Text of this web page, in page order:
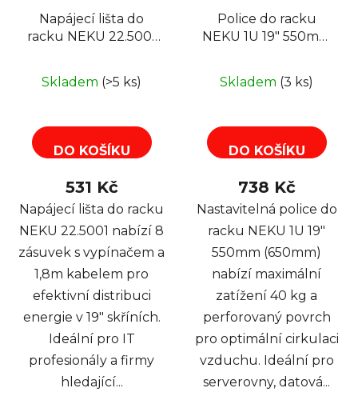
Napájecí lišta do
racku NEKU 22.5001
1,8m
Skladem (>5 ks)
DO KOŠÍKU
531 Kč
Napájecí lišta do racku
NEKU 22.5001 nabízí 8
zásuvek s vypínačem a
1,8m kabelem pro
efektivní distribuci
energie v 19" skříních.
Ideální pro IT
profesionály a firmy
hledající...
Police do racku
NEKU 1U 19" 550mm
Skladem (3 ks)
DO KOŠÍKU
738 Kč
Nastavitelná police do
racku NEKU 1U 19"
550mm (650mm)
nabízí maximální
zatížení 40 kg a
perforovaný povrch
pro optimální cirkulaci
vzduchu. Ideální pro
serverovny, datová...